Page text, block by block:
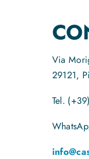
Via
29121,
Tel.